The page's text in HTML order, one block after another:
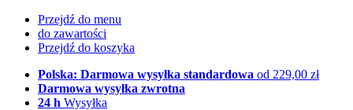
Przejdź do menu
do zawartości
Przejdź do koszyka
Polska: Darmowa wysyłka standardowa od 229,00 zł
Darmowa wysyłka zwrotna
24 h Wysyłka